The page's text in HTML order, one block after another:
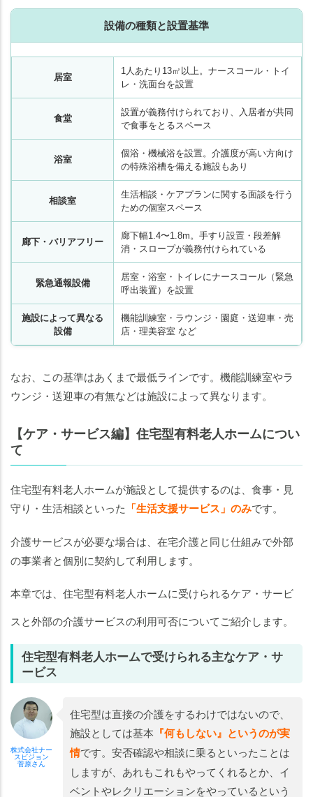
設備の種類と設置基準
居室
1人あたり13㎡以上。ナースコール・トイ
レ・洗面台を設置
食堂
設置が義務付けられており、入居者が共同
で食事をとるスペース
浴室
個浴・機械浴を設置。介護度が高い方向け
の特殊浴槽を備える施設もあり
相談室
生活相談・ケアプランに関する面談を行う
ための個室スペース
廊下・バリアフリー
廊下幅1.4〜1.8m。手すり設置・段差解
消・スロープが義務付けられている
緊急通報設備
居室・浴室・トイレにナースコール（緊急
呼出装置）を設置
施設によって異なる
設備
機能訓練室・ラウンジ・園庭・送迎車・売
店・理美容室 など
なお、この基準はあくまで最低ラインです。機能訓練室やラ
ウンジ・送迎車の有無などは施設によって異なります。
【ケア・サービス編】住宅型有料老人ホームについ
て
住宅型有料老人ホームが施設として提供するのは、食事・見
守り・生活相談といった 「生活支援サービス」のみです。
介護サービスが必要な場合は、在宅介護と同じ仕組みで外部
の事業者と個別に契約して利用します。
本章では、住宅型有料老人ホームに受けられるケア・サービ
スと外部の介護サービスの利用可否についてご紹介します。
住宅型有料老人ホームで受けられる主なケア・サ
ービス
株式会社ナー
スビジョン
菅原さん
住宅型は直接の介護をするわけではないので、
施設としては基本 『何もしない』というのが実
情です。安否確認や相談に乗るといったことは
しますが、あれもこれもやってくれるとか、イ
ベントやレクリエーションをやっているという